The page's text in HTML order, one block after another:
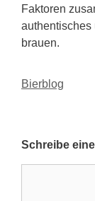
Faktoren
authentisches
brauen.
Kategorien
Bierblog
Schreibe